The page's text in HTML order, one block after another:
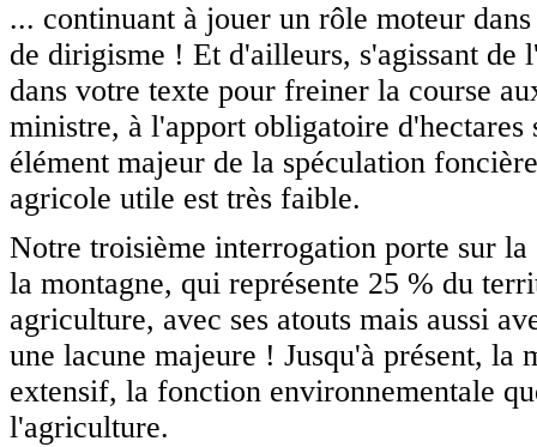
... continuant à jouer un rôle moteur
de dirigisme ! Et d'ailleurs, s'agissant
dans votre texte pour freiner la course
ministre, à l'apport obligatoire
élément majeur de la spéculation
agricole utile est très faible.
Notre troisième interrogation porte sur
la montagne, qui représente 25 % du
agriculture, avec ses atouts mais aussi
une lacune majeure ! Jusqu'à présent, la
extensif, la fonction environnementale
l'agriculture.